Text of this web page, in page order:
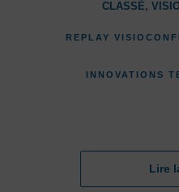
CLASSÉ,
REPLAY
INNOVATIONS
Lire